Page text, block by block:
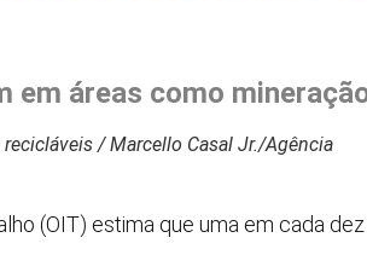
em áreas como
/ Marcello Casal Jr./Agência
(OIT) estima que uma em cada